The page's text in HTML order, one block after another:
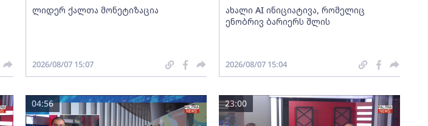
ლიდერ ქალთა მონეტიზაცია
2026/08/07 15:07
ახალი AI ინიციატივა, რომელიც
ენობრივ ბარიერს შლის
2026/08/07 15:04
04:56 23:00